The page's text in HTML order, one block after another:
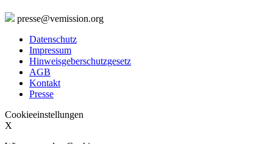
presse@vemission.org
Datenschutz
Impressum
Hinweisgeberschutzgesetz
AGB
Kontakt
Presse
Cookieeinstellungen
X